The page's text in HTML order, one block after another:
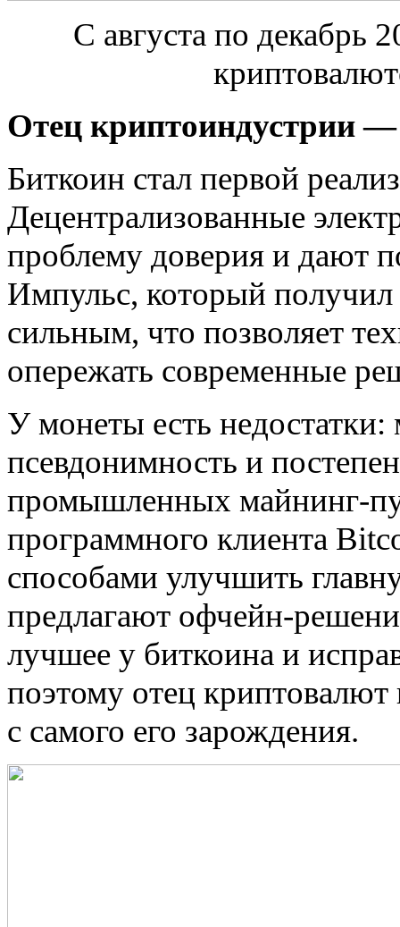
С августа по декабрь
Отец криптоиндустрии —
Биткоин стал первой
Децентрализованные
проблему доверия и дают
Импульс, который получил
сильным, что позволяет
опережать современные
У монеты есть
псевдонимность и
промышленных майнинг-
программного клиента
способами улучшить
предлагают офчейн-
лучшее у биткоина и
поэтому отец криптовалют
с самого его зарождения.